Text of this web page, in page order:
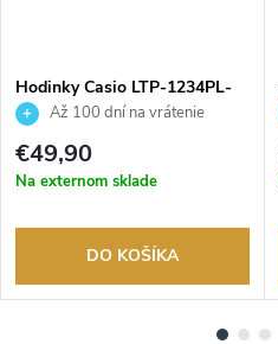
Hodinky Casio LTP-1234PL-
7A2EFAž 100 dní na vrátenie
tovaru. Autorizovaný predajca.
€49,90
Na externom sklade
DO KOŠÍKA